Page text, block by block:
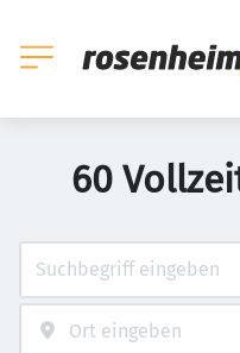
60